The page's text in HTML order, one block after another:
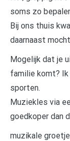
soms zo
Bij ons thuis
daarnaast
Mogelijk dat je
familie komt? Ik
sporten.
Muziekles via
goedkoper dan
muzikale